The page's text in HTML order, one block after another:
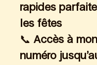
rapides
les fêtes
📞 Accès à mon
numéro